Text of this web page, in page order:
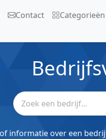
Contact Categorieën
informatie over een